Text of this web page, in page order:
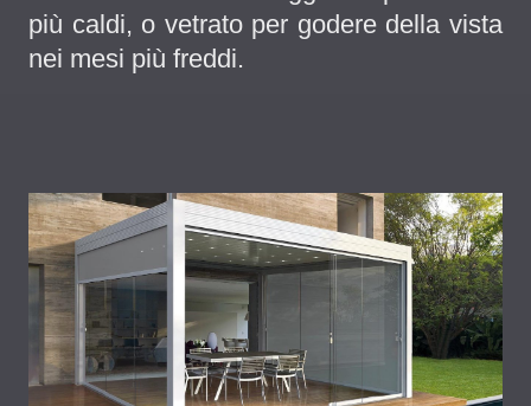
più caldi, o vetrato per godere della vista
nei mesi più freddi.